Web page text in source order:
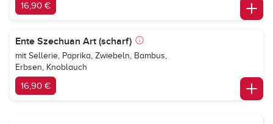
16,90 €
Ente Szechuan Art (scharf)
mit Sellerie, Paprika, Zwiebeln, Bambus,
Erbsen, Knoblauch
16,90 €